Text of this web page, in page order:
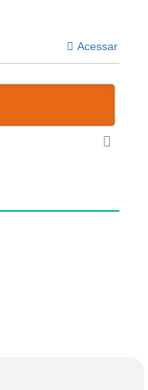
Acessar